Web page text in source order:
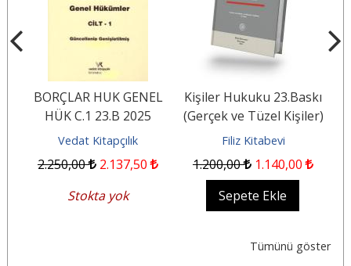
BORÇLAR HUK GENEL
HÜK C.1 23.B 2025
KEMAL OĞUZMAN
Vedat Kitapçılık
2.250,00 2.137,50
Stokta yok
Kişiler Hukuku 23.Baskı
(Gerçek ve Tüzel Kişiler)
Filiz Kitabevi
1.200,00 1.140,00
Sepete Ekle
Tümünü göster